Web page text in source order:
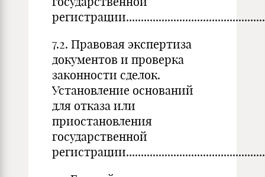
7.2. Правовая экспертиза
документов и проверка
законности сделок.
Установление оснований
для отказа или
приостановления
государственной